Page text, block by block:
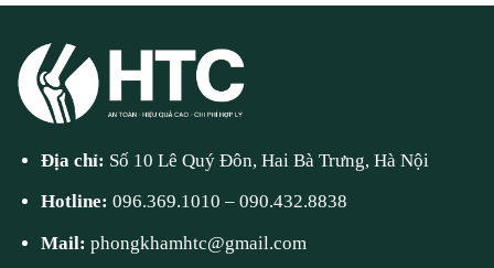
Địa chỉ: Số 10 Lê Quý Đôn, Hai Bà Trưng, Hà Nội
Hotline:096.369.1010 –090.432.8838
Mail:phongkhamhtc@gmail.com